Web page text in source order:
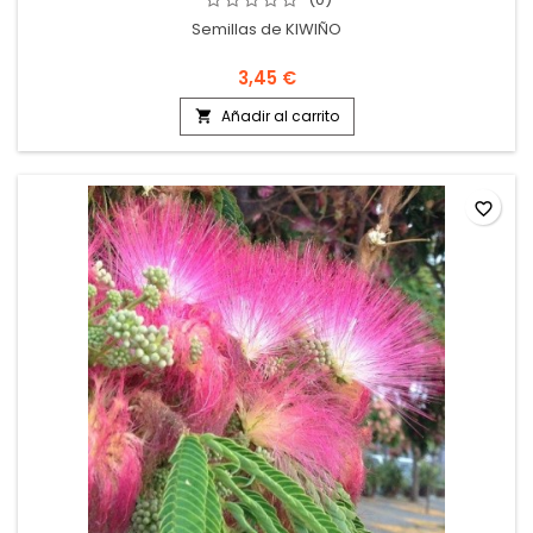
Semillas de KIWIÑO
3,45 €
 Añadir al carrito
favorite_border